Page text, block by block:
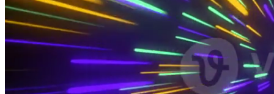
Images Éditoriales
Événements Éditoriaux